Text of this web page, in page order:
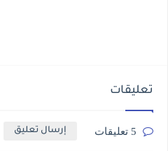
تعليقات
إرسال تعليق